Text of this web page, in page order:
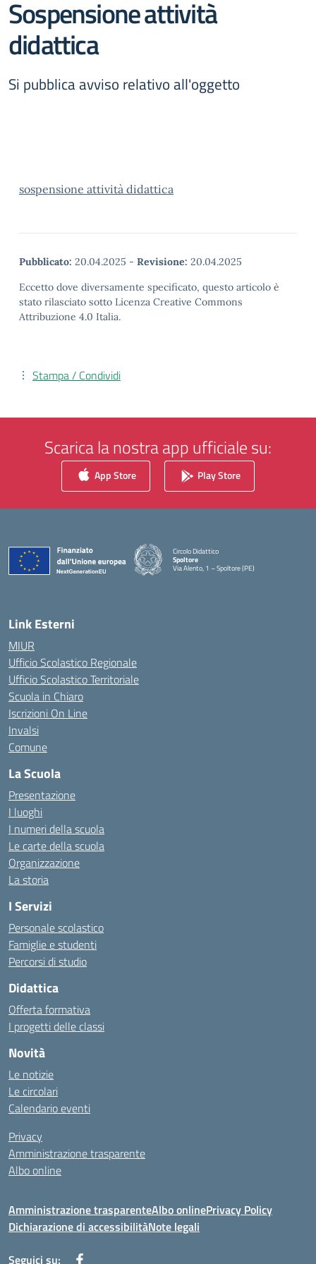
Sospensione attività
didattica
Si pubblica avviso relativo all'oggetto
sospensione attività didattica
Pubblicato: 20.04.2025 - Revisione: 20.04.2025
Eccetto dove diversamente specificato, questo articolo è
stato rilasciato sotto Licenza Creative Commons
Attribuzione 4.0 Italia.
Stampa / Condividi
Scarica la nostra app ufficiale su:
App Store Play Store
Circolo Didattico
Spoltore
Via Alento, 1 – Spoltore (PE)
— Visita la pagina iniziale della scuola
Link Esterni
MIUR
Ufficio Scolastico Regionale
Ufficio Scolastico Territoriale
Scuola in Chiaro
Iscrizioni On Line
Invalsi
Comune
La Scuola
Presentazione
I luoghi
I numeri della scuola
Le carte della scuola
Organizzazione
La storia
I Servizi
Personale scolastico
Famiglie e studenti
Percorsi di studio
Didattica
Offerta formativa
I progetti delle classi
Novità
Le notizie
Le circolari
Calendario eventi
Privacy
Amministrazione trasparente
Albo online
Amministrazione trasparenteAlbo onlinePrivacy Policy
Dichiarazione di accessibilitàNote legali
Seguici su: